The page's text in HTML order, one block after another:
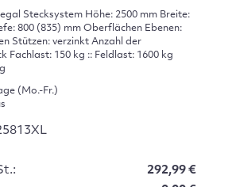
Stecksystem Höhe: 2500 mm Breite:
800 (835) mm Oberflächen Ebenen:
Stützen: verzinkt Anzahl der
Fachlast: 150 kg :: Feldlast: 1600 kg
(Mo.-Fr.)
292,99 €